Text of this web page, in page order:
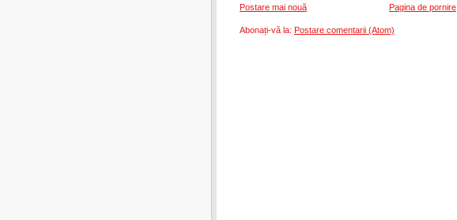
Postare mai nouă Pagina de pornire
Abonați-vă la: Postare comentarii (Atom)